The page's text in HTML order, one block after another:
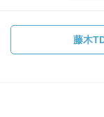
藤木